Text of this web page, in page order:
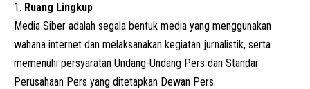
Ruang Lingkup
Media Siber adalah segala bentuk media yang menggunakan
wahana internet dan melaksanakan kegiatan jurnalistik, serta
memenuhi persyaratan Undang-Undang Pers dan Standar
Perusahaan Pers yang ditetapkan Dewan Pers.